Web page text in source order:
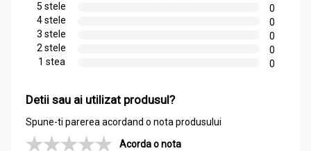
5 stele
0
4 stele
0
3 stele
0
2 stele
0
1 stea
0
Detii sau ai utilizat produsul?
Spune-ti parerea acordand o nota produsului
Acorda o nota